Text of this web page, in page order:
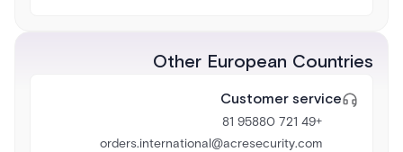
Other European Countries
Customer service
+49 721 95880 81
orders.international@acresecurity.com